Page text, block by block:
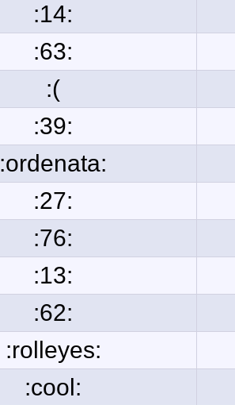
:14:
:63:
:(
:39:
:ordenata:
:27:
:76:
:13:
:62:
:rolleyes:
:cool: